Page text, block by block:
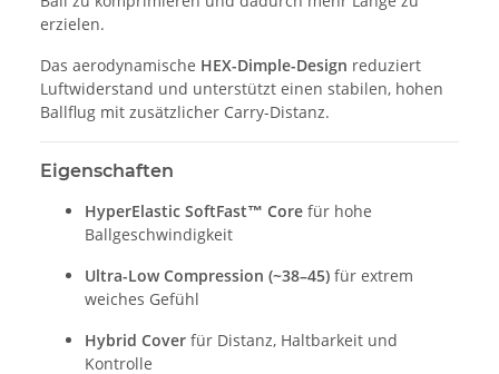
erzielen.
Das aerodynamische HEX-Dimple-Design reduziert
Luftwiderstand und unterstützt einen stabilen, hohen
Ballflug mit zusätzlicher Carry-Distanz.
Eigenschaften
HyperElastic SoftFast™ Core für hohe
Ballgeschwindigkeit
Ultra-Low Compression (~38–45) für extrem
weiches Gefühl
Hybrid Cover für Distanz, Haltbarkeit und
Kontrolle